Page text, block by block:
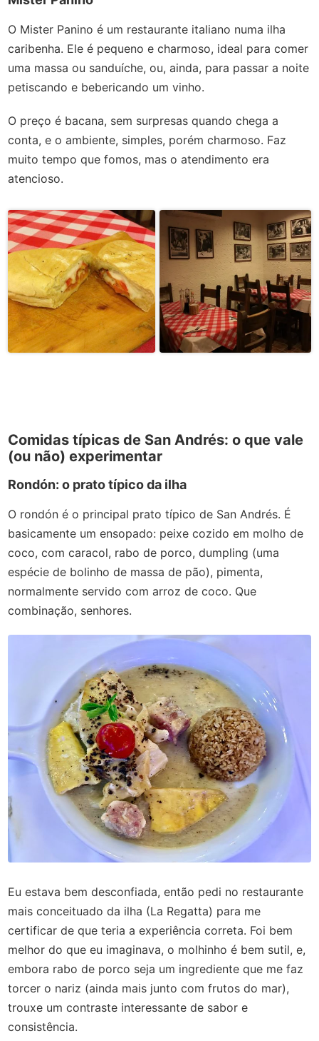
O Mister Panino é um restaurante italiano numa ilha
caribenha. Ele é pequeno e charmoso, ideal para comer
uma massa ou sanduíche, ou, ainda, para passar a noite
petiscando e bebericando um vinho.
O preço é bacana, sem surpresas quando chega a
conta, e o ambiente, simples, porém charmoso. Faz
muito tempo que fomos, mas o atendimento era
atencioso.
Comidas típicas de San Andrés: o que vale
(ou não) experimentar
Rondón: o prato típico da ilha
O rondón é o principal prato típico de San Andrés. É
basicamente um ensopado: peixe cozido em molho de
coco, com caracol, rabo de porco, dumpling (uma
espécie de bolinho de massa de pão), pimenta,
normalmente servido com arroz de coco. Que
combinação, senhores.
Eu estava bem desconfiada, então pedi no restaurante
mais conceituado da ilha (La Regatta) para me
certificar de que teria a experiência correta. Foi bem
melhor do que eu imaginava, o molhinho é bem sutil, e,
embora rabo de porco seja um ingrediente que me faz
torcer o nariz (ainda mais junto com frutos do mar),
trouxe um contraste interessante de sabor e
consistência.